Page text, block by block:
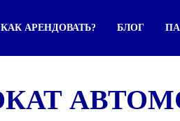
КАК АРЕНДОВАТЬ? БЛОГ